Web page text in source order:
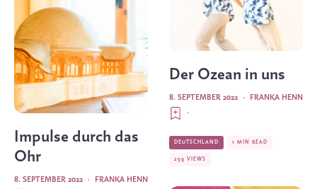
Impulse durch das
Ohr
FRANKA HENN
·
8. SEPTEMBER 2022
Der Ozean in uns
FRANKA HENN
·
8. SEPTEMBER 2022
·
DEUTSCHLAND 1 MIN READ
259 VIEWS